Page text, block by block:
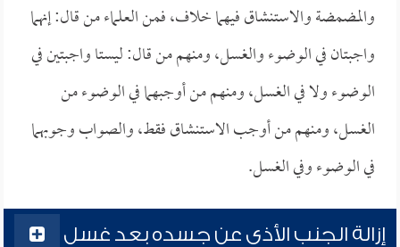
والمضمضة والاستنشاق فيهما خلاف، فمن العلماء من قال: إنهما
واجبتان في الوضوء والغسل، ومنهم من قال: ليستا واجبتين في
الوضوء ولا في الغسل، ومنهم من أوجبهما في الوضوء من
الغسل، ومنهم من أوجب الاستنشاق فقط، والصواب وجوبهما
في الوضوء وفي الغسل.
إزالة الجنب الأذى عن جسده بعد غسل